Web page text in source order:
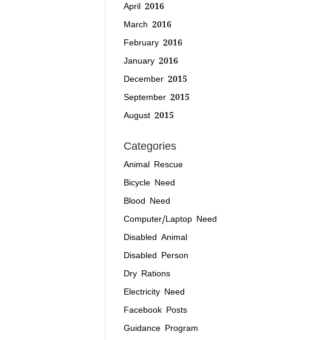
April 2016
March 2016
February 2016
January 2016
December 2015
September 2015
August 2015
Categories
Animal Rescue
Bicycle Need
Blood Need
Computer/Laptop Need
Disabled Animal
Disabled Person
Dry Rations
Electricity Need
Facebook Posts
Guidance Program